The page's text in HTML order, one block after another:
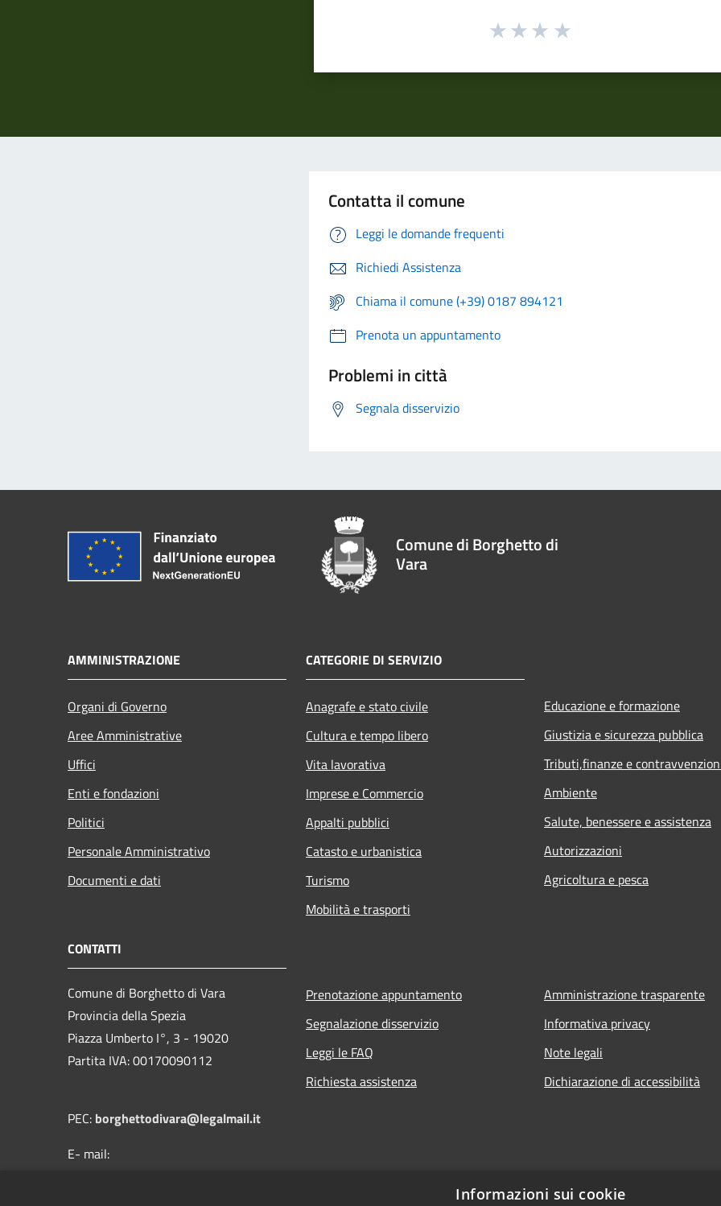
Contatta il comune
Leggi le domande frequenti
Richiedi Assistenza
Chiama il comune (+39) 0187 894121
Prenota un appuntamento
Problemi in città
Segnala disservizio
Comune di Borghetto di
Vara
AMMINISTRAZIONE
Organi di Governo
Aree Amministrative
Uffici
Enti e fondazioni
Politici
Personale Amministrativo
Documenti e dati
CATEGORIE DI SERVIZIO
Anagrafe e stato civile
Cultura e tempo libero
Vita lavorativa
Imprese e Commercio
Appalti pubblici
Catasto e urbanistica
Turismo
Mobilità e trasporti
Educazione e formazione
Giustizia e sicurezza pubblica
Tributi,finanze e
Ambiente
Salute, benessere e assistenza
Autorizzazioni
Agricoltura e pesca
CONTATTI
Comune di Borghetto di Vara
Provincia della Spezia
Piazza Umberto I°, 3 - 19020
Partita IVA: 00170090112
PEC: borghettodivara@legalmail.it
E- mail:
Prenotazione appuntamento
Segnalazione disservizio
Leggi le FAQ
Richiesta assistenza
Amministrazione trasparente
Informativa privacy
Note legali
Dichiarazione di accessibilità
Informazioni sui cookie